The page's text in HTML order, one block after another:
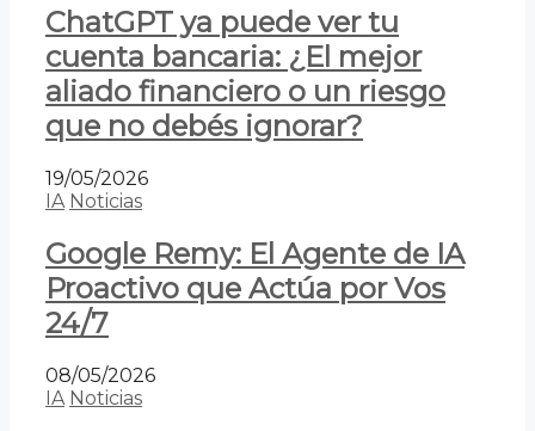
ChatGPT ya puede ver tu
cuenta bancaria: ¿El mejor
aliado financiero o un riesgo
que no debés ignorar?
19/05/2026
IA Noticias
Google Remy: El Agente de IA
Proactivo que Actúa por Vos
24/7
08/05/2026
IA Noticias